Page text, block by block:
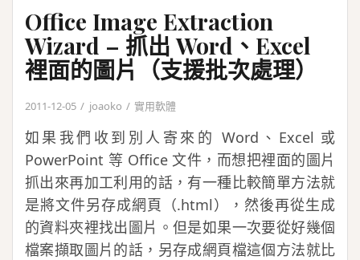
Office Image Extraction
Wizard – 抓出 Word、Excel
裡面的圖片（支援批次處理）
2011-12-05 joaoko 實用軟體
如果我們收到別人寄來的 Word、Excel 或
PowerPoint 等 Office 文件，而想把裡面的圖片
抓出來再加工利用的話，有一種比較簡單方法就
是將文件另存成網頁（.html），然後再從生成
的資料夾裡找出圖片。但是如果一次要從好幾個
檔案擷取圖片的話，另存成網頁檔這個方法就比